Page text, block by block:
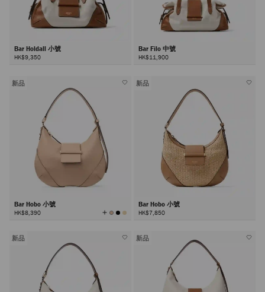
Bar Holdall 小號
HK$9,350
Bar Filo 中號
HK$11,900
新品
Bar Hobo 小號
HK$8,390 查
看
新品
Bar Hobo 小號
HK$7,850
新品 新品